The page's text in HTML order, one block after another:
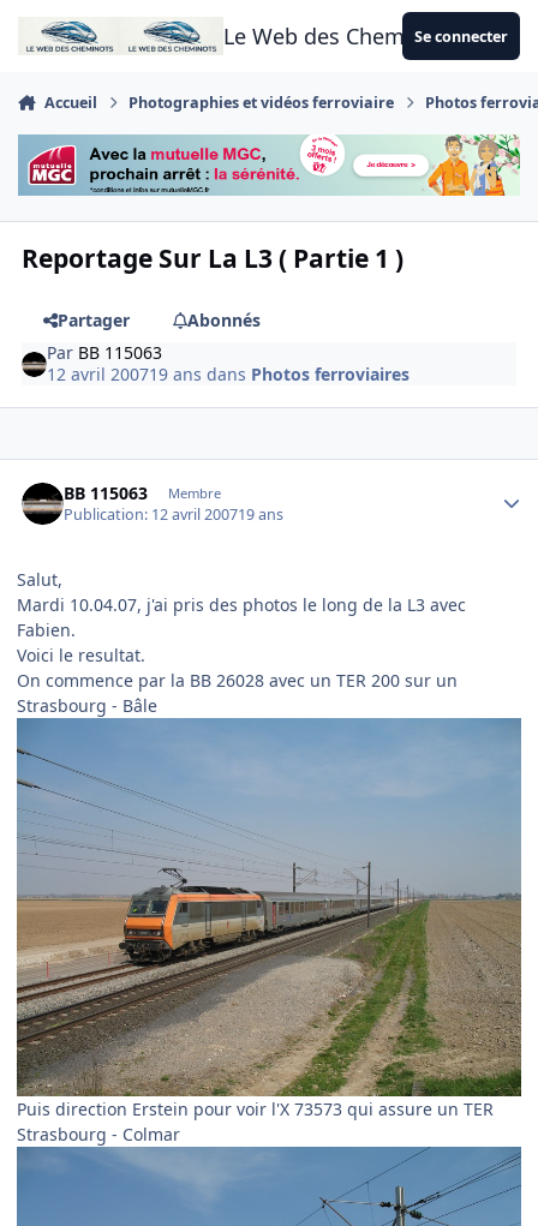
Aller au contenu
Le Web des CheminotsSe connecter
Accueil Photographies et vidéos ferroviaire Photos
Reportage Sur La L3 ( Partie 1 )
Partager
Abonnés
Par BB 115063
12 avril 200719 ans dans Photos ferroviaires
BB 115063 Membre
Publication: 12 avril 200719 ans
Salut,
Mardi 10.04.07, j'ai pris des photos le long de la L3 avec
Fabien.
Voici le resultat.
On commence par la BB 26028 avec un TER 200 sur un
Strasbourg - Bâle
Puis direction Erstein pour voir l'X 73573 qui assure un TER
Strasbourg - Colmar